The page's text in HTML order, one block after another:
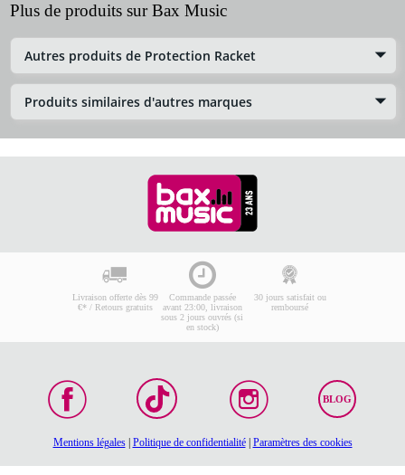
Plus de produits sur Bax Music
Autres produits de Protection Racket
Produits similaires d'autres marques
Livraison offerte dès 99
€* / Retours gratuits
Commande passée
avant 23:00, livraison
sous 2 jours ouvrés (si
en stock)
30 jours satisfait ou
remboursé
BLOG
Mentions légales| Politique de confidentialité| Paramètres des cookies